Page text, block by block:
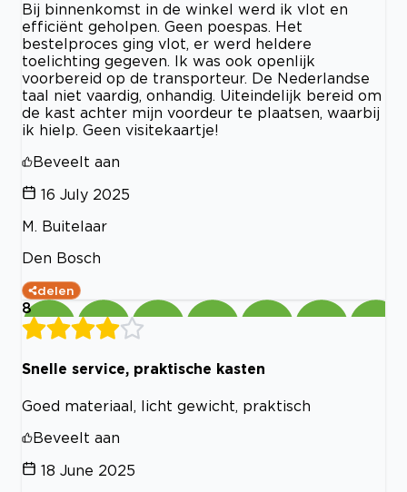
Bij binnenkomst in de winkel werd ik vlot en
efficiënt geholpen. Geen poespas. Het
bestelproces ging vlot, er werd heldere
toelichting gegeven. Ik was ook openlijk
voorbereid op de transporteur. De Nederlandse
taal niet vaardig, onhandig. Uiteindelijk bereid om
de kast achter mijn voordeur te plaatsen, waarbij
ik hielp. Geen visitekaartje!
Beveelt aan
16 July 2025
M. Buitelaar
Den Bosch
delen
8
Snelle service, praktische kasten
Goed materiaal, licht gewicht, praktisch
Beveelt aan
18 June 2025